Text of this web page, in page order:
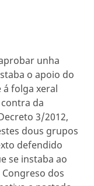
unha
o apoio do
á folga xeral
da
3/2012,
dous grupos
defendido
se instaba ao
dos